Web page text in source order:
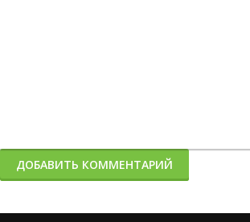
ДОБАВИТЬ КОММЕНТАРИЙ